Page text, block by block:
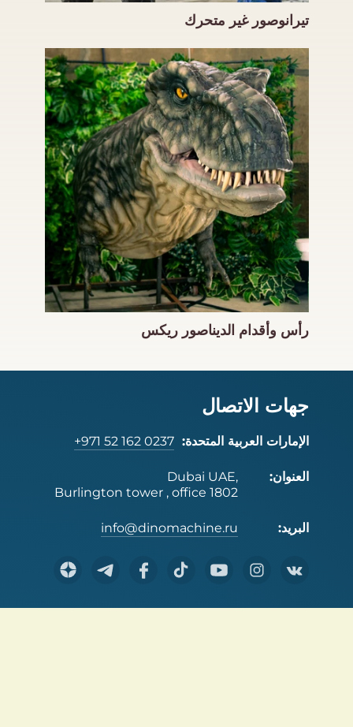
تيرانوصور غير متحرك
رأس وأقدام الديناصور ريكس
جهات الاتصال
الإمارات العربية المتحدة: +971 52 162 0237
العنوان:
Dubai UAE,
Burlington tower , office 1802
البريد: info@dinomachine.ru